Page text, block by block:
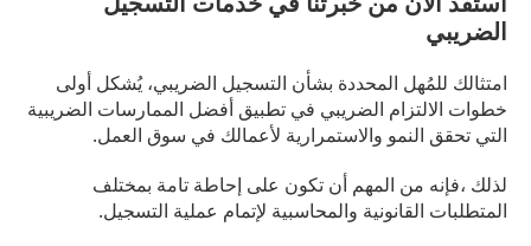
الضريبي
امتثالك للمُهل المحددة بشأن التسجيل الضريبي، يُشكل أولى
خطوات الالتزام الضريبي في تطبيق أفضل الممارسات الضريبية
التي تحقق النمو والاستمرارية لأعمالك في سوق العمل.
لذلك ،فإنه من المهم أن تكون على إحاطة تامة بمختلف
المتطلبات القانونية والمحاسبية لإتمام عملية التسجيل.